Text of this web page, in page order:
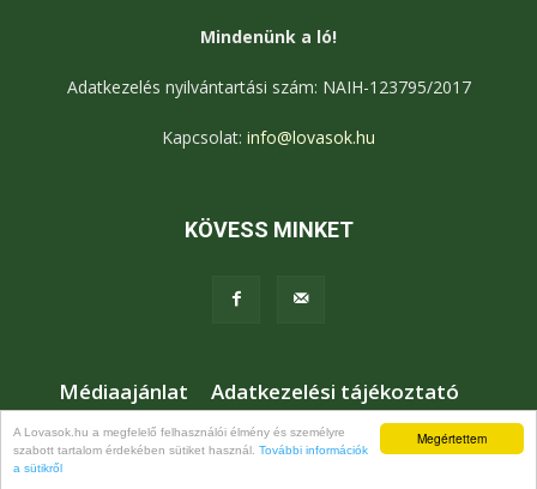
Megértettem
A Lovasok.hu a megfelelő felhasználói élmény és személyre
szabott tartalom érdekében sütiket használ. További információk
a sütikről
Mindenünk a ló!
Adatkezelés nyilvántartási szám: NAIH-123795/2017
Kapcsolat: info@lovasok.hu
KÖVESS MINKET
Médiaajánlat
Adatkezelési tájékoztató
Jogi nyilatkozat
Karrier Kapcsolat
© Lovasok.hu